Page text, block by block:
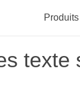
Produits
texte